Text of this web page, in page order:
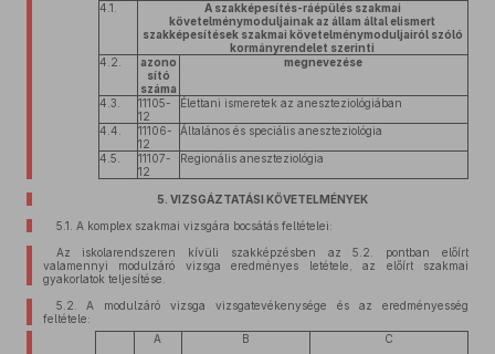
4.1.
A szakképesítés-ráépülés szakmai
követelménymoduljainak az állam által elismert
szakképesítések szakmai követelménymoduljairól szóló
kormányrendelet szerinti
4.2.
azono
sító
száma
megnevezése
4.3.
11105-
12
Élettani ismeretek az aneszteziológiában
4.4.
11106-
12
Általános és speciális aneszteziológia
4.5.
11107-
12
Regionális aneszteziológia
5. VIZSGÁZTATÁSI KÖVETELMÉNYEK
5.1. A komplex szakmai vizsgára bocsátás feltételei:
Az iskolarendszeren kívüli szakképzésben az 5.2. pontban előírt
valamennyi modulzáró vizsga eredményes letétele, az előírt szakmai
gyakorlatok teljesítése.
5.2. A modulzáró vizsga vizsgatevékenysége és az eredményesség
feltétele:
A
B
C